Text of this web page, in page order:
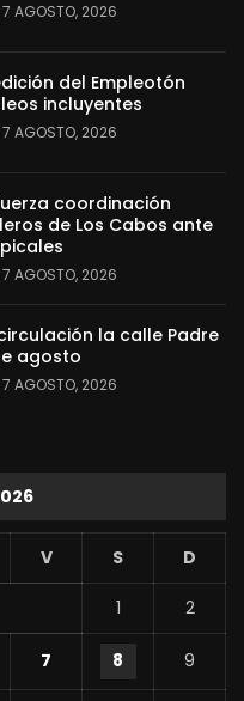
7 AGOSTO, 2026
del Empleotón
incluyentes
7 AGOSTO, 2026
coordinación
de Los Cabos ante
7 AGOSTO, 2026
la calle Padre
agosto
7 AGOSTO, 2026
V S D
1 2
7 8 9